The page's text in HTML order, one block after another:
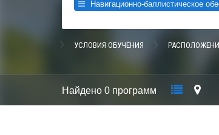
Навигационно-баллистическое
УСЛОВИЯ ОБУЧЕНИЯ
Найдено 0 программ